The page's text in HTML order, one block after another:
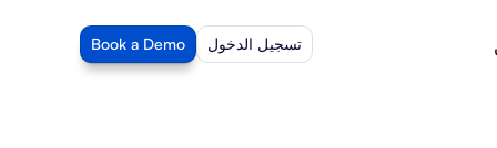
تسجيل الدخول Book a Demo